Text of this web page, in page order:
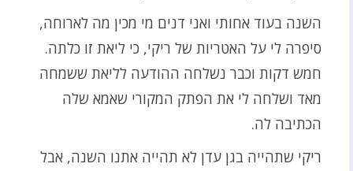
השנה בעוד אחותי ואני דנים מי מכין מה לארוחה,
סיפרה לי על האטריות של ריקי, כי ליאת זו כלתה.
חמש דקות וכבר נשלחה ההודעה לליאת ששמחה
מאד ושלחה לי את הפתק המקורי שאמא שלה
הכתיבה לה.
ריקי שתהייה בגן עדן לא תהייה אתנו השנה, אבל